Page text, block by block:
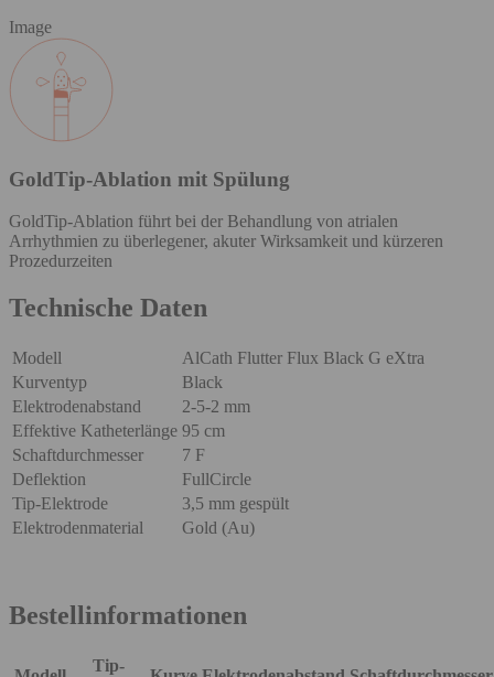
Image
GoldTip-Ablation mit Spülung
GoldTip-Ablation führt bei der Behandlung von atrialen
Arrhythmien zu überlegener, akuter Wirksamkeit und kürzeren
Prozedurzeiten
Technische Daten
Modell
AlCath Flutter Flux Black G eXtra
Kurventyp
Black
Elektrodenabstand
2-5-2 mm
Effektive Katheterlänge 95 cm
Schaftdurchmesser
7 F
Deflektion
FullCircle
Tip-Elektrode
3,5 mm gespült
Elektrodenmaterial
Gold (Au)
Bestellinformationen
Tip-